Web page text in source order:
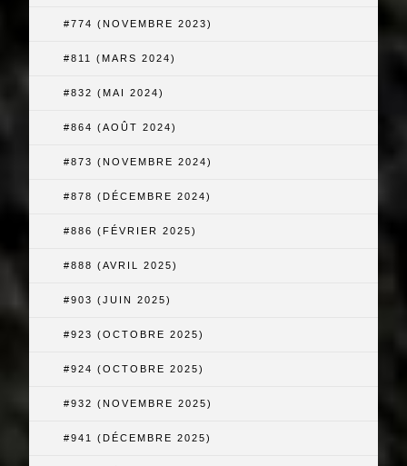
#774 (NOVEMBRE 2023)
#811 (MARS 2024)
#832 (MAI 2024)
#864 (AOÛT 2024)
#873 (NOVEMBRE 2024)
#878 (DÉCEMBRE 2024)
#886 (FÉVRIER 2025)
#888 (AVRIL 2025)
#903 (JUIN 2025)
#923 (OCTOBRE 2025)
#924 (OCTOBRE 2025)
#932 (NOVEMBRE 2025)
#941 (DÉCEMBRE 2025)